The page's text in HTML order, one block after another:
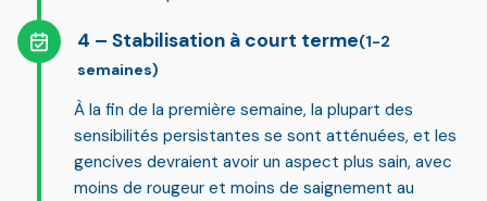
Stabilisation à court terme(1-2
semaines)
À la fin de la première semaine, la plupart des
sensibilités persistantes se sont atténuées, et les
gencives devraient avoir un aspect plus sain, avec
moins de rougeur et moins de saignement au